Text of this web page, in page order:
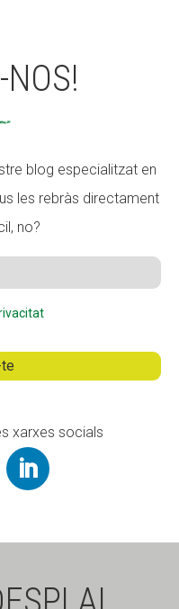
blog especialitzat en
les rebràs directament
no?
xarxes socials